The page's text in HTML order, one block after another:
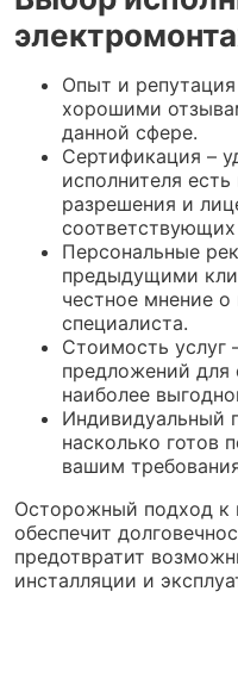
Опыт и
хорошими
данной сфере.
Сертификация –
исполнителя
разрешения и
Персональные
предыдущими
честное мнение о
специалиста.
Стоимость услуг
предложений для
наиболее
Индивидуальный
насколько готов
вашим
Осторожный подход к
обеспечит
предотвратит
инсталляции и